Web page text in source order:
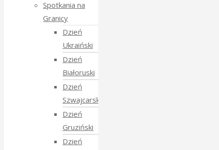
Spotkania na
Granicy
Dzień
Ukraiński
Dzień
Białoruski
Dzień
Szwajcarski
Dzień
Gruziński
Dzień